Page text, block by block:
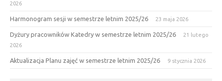
2026
Harmonogram sesji w semestrze letnim 2025/26 23 maja 2026
Dyżury pracowników Katedry w semestrze letnim 2025/26
21 lutego
2026
Aktualizacja Planu zajęć w semestrze letnim 2025/26 9 stycznia 2026